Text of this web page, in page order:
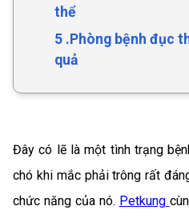
thể
5 .Phòng bệnh đục
quả
Đây có lẽ là một tình trạng
chó khi mắc phải trông rất
chức năng của nó. Petkung